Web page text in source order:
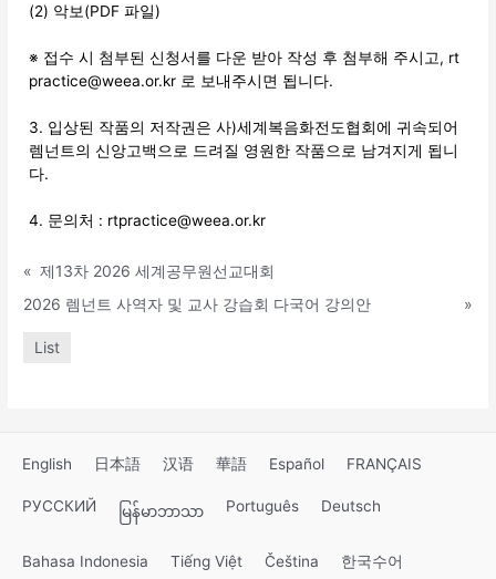
(2) 악보(PDF 파일)
※ 접수 시 첨부된 신청서를 다운 받아 작성 후 첨부해 주시고, rt
practice@weea.or.kr 로 보내주시면 됩니다.
3. 입상된 작품의 저작권은 사)세계복음화전도협회에 귀속되어
렘넌트의 신앙고백으로 드려질 영원한 작품으로 남겨지게 됩니
다.
4. 문의처 : rtpractice@weea.or.kr
« 제13차 2026 세계공무원선교대회
2026 렘넌트 사역자 및 교사 강습회 다국어 강의안
»
List
English 日本語 汉语 華語 Español FRANÇAIS
РУССКИЙ မြန်မာဘာသာ Português Deutsch
Bahasa Indonesia Tiếng Việt Čeština 한국수어